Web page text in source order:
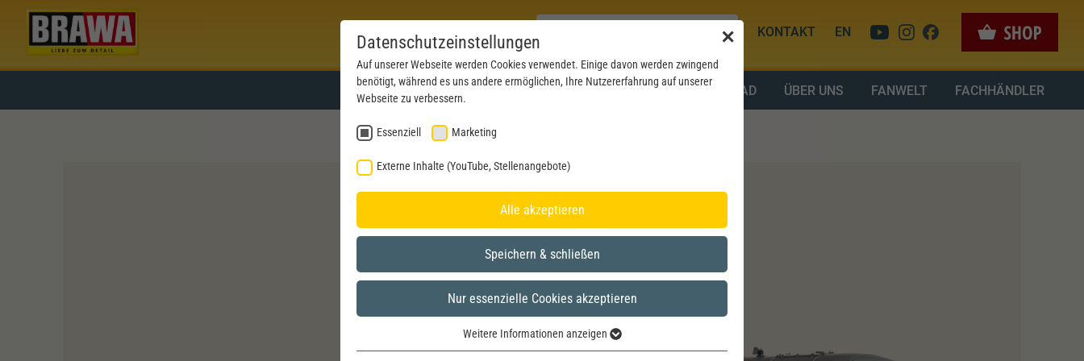
KONTAKT EN
PRODUKTE AKTUELLES SERVICE DOWNLOAD ÜBER UNS FANWELT FACHHÄNDLER
✕
Datenschutzeinstellungen
Auf unserer Webseite werden Cookies verwendet. Einige davon werden zwingend
benötigt, während es uns andere ermöglichen, Ihre Nutzererfahrung auf unserer
Webseite zu verbessern.
Essenziell Marketing
Externe Inhalte (YouTube, Stellenangebote)
Alle akzeptieren
Speichern & schließen
Nur essenzielle Cookies akzeptieren
Weitere Informationen anzeigen